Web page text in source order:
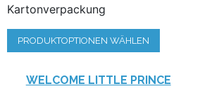
Kartonverpackung
PRODUKTOPTIONEN WÄHLEN
WELCOME LITTLE PRINCE